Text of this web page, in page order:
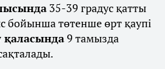
35-39 градус қатты
бойынша төтенше өрт қаупі
қаласында9 тамызда